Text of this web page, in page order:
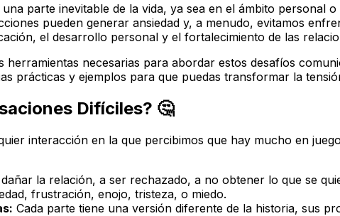
parte inevitable de la vida, ya sea en el ámbito
pueden generar ansiedad y, a menudo, evitamos
el desarrollo personal y el fortalecimiento de las
necesarias para abordar estos desafíos
prácticas y ejemplos para que puedas transformar la
Difíciles? 🤔
interacción en la que percibimos que hay mucho en
la relación, a ser rechazado, a no obtener lo que se
frustración, enojo, tristeza, o miedo.
Cada parte tiene una versión diferente de la historia, sus